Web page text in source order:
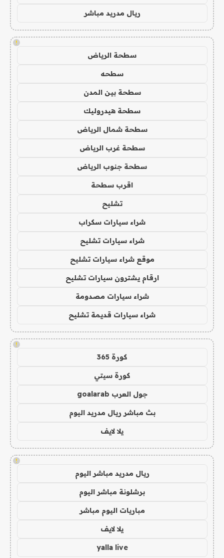
ريال مدريد مباشر
!
سطحة الرياض
سطحه
سطحة بين المدن
سطحة هيدروليك
سطحة شمال الرياض
سطحة غرب الرياض
سطحة جنوب الرياض
اقرب سطحة
تشليح
شراء سيارات سكراب
شراء سيارات تشليح
موقع شراء سيارات تشليح
ارقام يشترون سيارات تشليح
شراء سيارات مصدومة
شراء سيارات قديمة تشليح
!
كورة 365
كورة سيتي
جول العرب goalarab
بث مباشر ريال مدريد اليوم
يلا لايف
!
ريال مدريد مباشر اليوم
برشلونة مباشر اليوم
مباريات اليوم مباشر
يلا لايف
yalla live